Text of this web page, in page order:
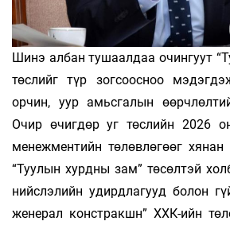
Шинэ албан тушаалдаа очингуут
төслийг түр зогсоосноо
орчин, уур амьсгалын
Очир өчигдөр уг төслийн 2026
менежментийн төлөвлөгөөг хянан
“Туулын хурдны зам” төсөлтэй
нийслэлийн удирдлагууд болон
женерал констракшн” ХХК-ийн